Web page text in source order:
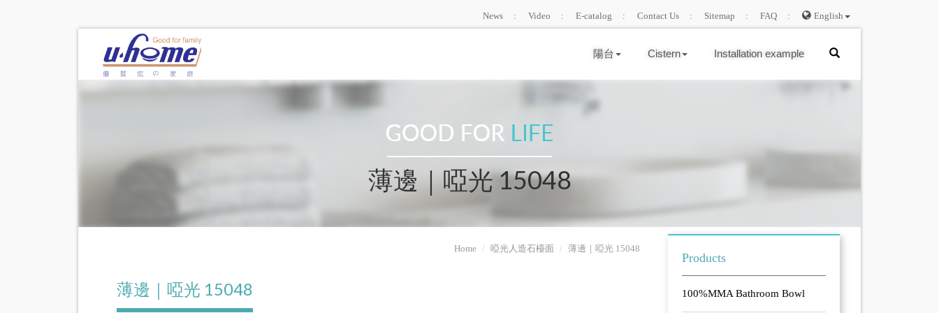
News Video E-catalog Contact Us Sitemap FAQ English
陽台 Cistern Installation example
薄邊｜啞光 15048
Home 啞光人造石檯面 薄邊｜啞光 15048
薄邊｜啞光 15048
Products
100%MMA Bathroom Bowl